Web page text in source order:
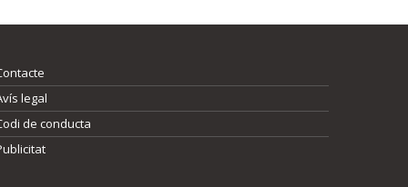
legal
de conducta